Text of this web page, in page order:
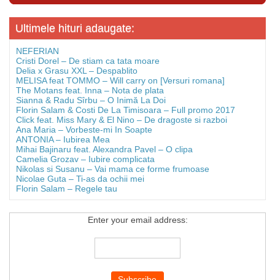
Ultimele hituri adaugate:
NEFERIAN
Cristi Dorel – De stiam ca tata moare
Delia x Grasu XXL – Despablito
MELISA feat TOMMO – Will carry on [Versuri romana]
The Motans feat. Inna – Nota de plata
Sianna & Radu Sîrbu – O Inimă La Doi
Florin Salam & Costi De La Timisoara – Full promo 2017
Click feat. Miss Mary & El Nino – De dragoste si razboi
Ana Maria – Vorbeste-mi In Soapte
ANTONIA – Iubirea Mea
Mihai Bajinaru feat. Alexandra Pavel – O clipa
Camelia Grozav – Iubire complicata
Nikolas si Susanu – Vai mama ce forme frumoase
Nicolae Guta – Ti-as da ochii mei
Florin Salam – Regele tau
Enter your email address: